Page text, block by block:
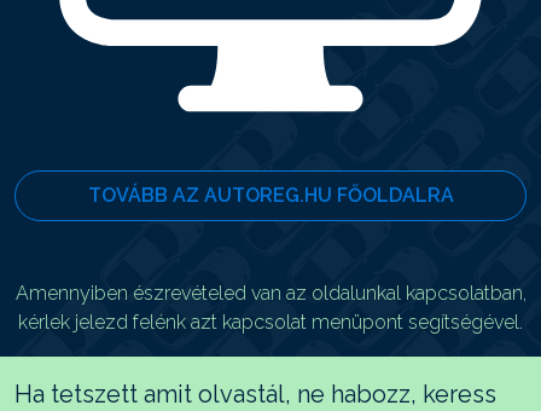
TOVÁBB AZ AUTOREG.HU FŐOLDALRA
Amennyiben észrevételed van az oldalunkal kapcsolatban,
kérlek jelezd felénk azt kapcsolat menüpont segítségével.
Ha tetszett amit olvastál, ne habozz, keress